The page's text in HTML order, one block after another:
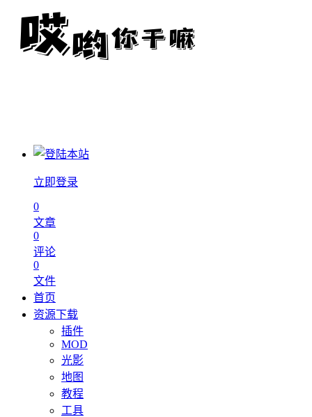
立即登录
0
文章
0
评论
0
文件
首页
资源下载
插件
MOD
光影
地图
教程
工具